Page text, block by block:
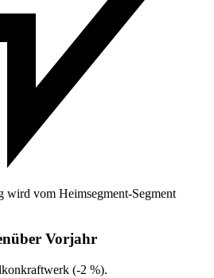
vom Heimsegment-Segment
Vorjahr
(-2 %).